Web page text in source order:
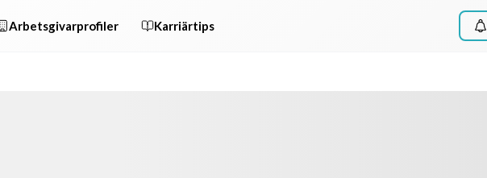
Arbetsgivarprofiler Karriärtips